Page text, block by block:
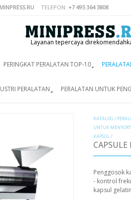
TELEPON: +7 495 364 3808
Layanan tepercaya
PERINGKAT PERALATAN TOP-10
PERALATAN PERALATAN UNTUK
KATALOG /
UNTUK
KAPSUL/
CAPSULE
Penggosok
- kontrol
kapsul